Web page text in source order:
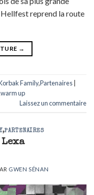
Hellfest reprend la route
→
Family,Partenaires
warm up
Laissez un commentaire
,PARTENAIRES
GWEN SÉNAN